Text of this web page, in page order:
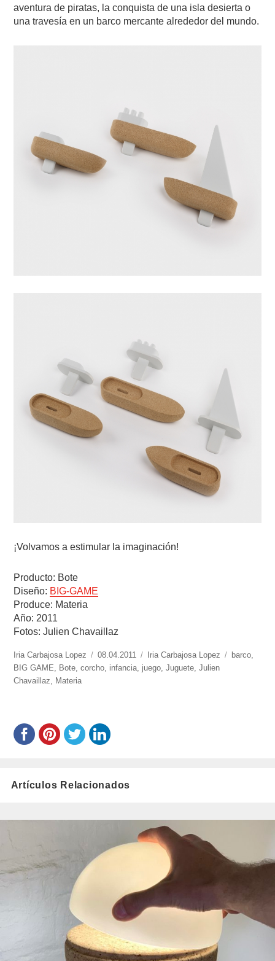
aventura de piratas, la conquista de una isla desierta o
una travesía en un barco mercante alrededor del mundo.
¡Volvamos a estimular la imaginación!
Producto: Bote
Diseño: BIG-GAME
Produce: Materia
Año: 2011
Fotos: Julien Chavaillaz
https://www.experimenta.es/author/Iria%20Carbajosa%20Lopez/
Iria Carbajosa Lopez
Publicado
el
08.04.2011 Categorías
Iria Carbajosa Lopez Etiquetas
barco
BIG GAME
Bote ,corcho infancia juego ,Juguete ,Julien
Chavaillaz
Materia
Artículos Relacionados